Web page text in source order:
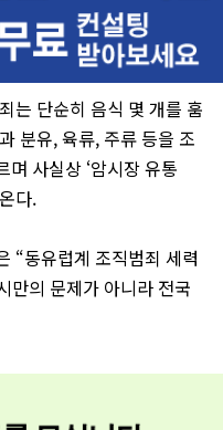
는 단순히 음식 몇 개를 훔
분유, 육류, 주류 등을 조
사실상 ‘암시장 유통
다.
“동유럽계 조직범죄 세력
만의 문제가 아니라 전국